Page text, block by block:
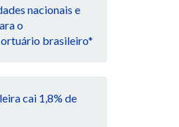
nacionais e
o
brasileiro*
cai 1,8% de